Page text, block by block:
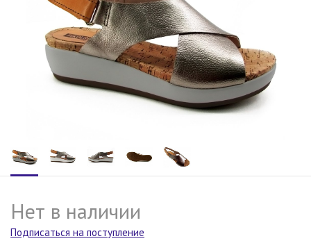
Нет в наличии
Подписаться на поступление